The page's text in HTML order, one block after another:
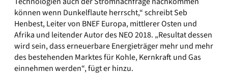
können wenn Dunkelflaute herrscht,“ schreibt Seb
Henbest, Leiter von BNEF Europa, mittlerer Osten und
Afrika und leitender Autor des NEO 2018. „Resultat dessen
wird sein, dass erneuerbare Energieträger mehr und mehr
des bestehenden Marktes für Kohle, Kernkraft und Gas
einnehmen werden“, fügt er hinzu.